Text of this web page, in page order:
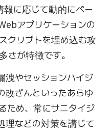
報に応じて動的にペー
アプリケーションの
クリプトを埋め込む攻
さが特徴です。
洩やセッションハイジ
改ざんといったあらゆ
ため、常にサニタイジ
理などの対策を講じて